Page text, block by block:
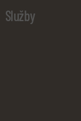
Služby